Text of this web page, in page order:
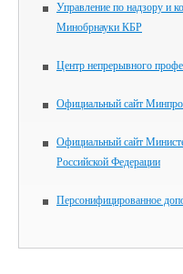
Управление по надзору и
Минобрнауки КБР
Центр непрерывного
Официальный сайт
Официальный сайт
Российской Федерации
Персонифицированное